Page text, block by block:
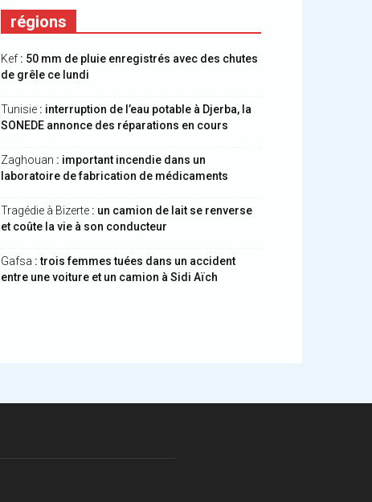
régions
Kef : 50 mm de pluie enregistrés avec des chutes
de grêle ce lundi
Tunisie : interruption de l’eau potable à Djerba, la
SONEDE annonce des réparations en cours
Zaghouan : important incendie dans un
laboratoire de fabrication de médicaments
Tragédie à Bizerte : un camion de lait se renverse
et coûte la vie à son conducteur
Gafsa : trois femmes tuées dans un accident
entre une voiture et un camion à Sidi Aïch